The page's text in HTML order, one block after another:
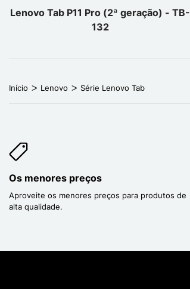
Lenovo Tab P11 Pro (2ª geração) - TB-
132
Início Lenovo Série Lenovo Tab
Os menores preços
Aproveite os menores preços para produtos de
alta qualidade.